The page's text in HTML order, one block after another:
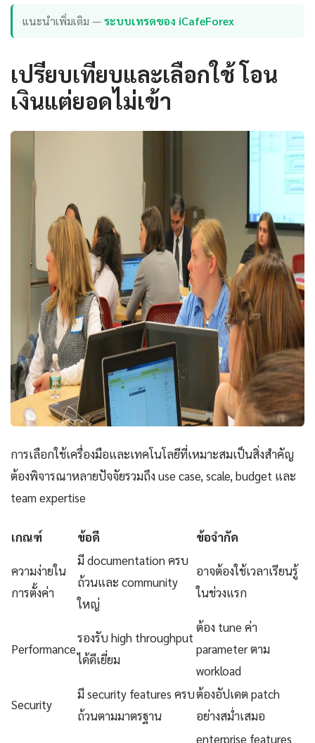
แนะนำเพิ่มเติม —ระบบเทรดของ iCafeForex
เปรียบเทียบและเลือกใช้ โอน
เงินแต่ยอดไม่เข้า
การเลือกใช้เครื่องมือและเทคโนโลยีที่เหมาะสมเป็นสิ่งสำคัญ
ต้องพิจารณาหลายปัจจัยรวมถึง use case, scale, budget และ
team expertise
เกณฑ์ ข้อดี ข้อจำกัด
ความง่ายใน
การตั้งค่า
มี documentation ครบ
ถ้วนและ community
ใหญ่
อาจต้องใช้เวลาเรียนรู้
ในช่วงแรก
Performance
รองรับ high throughput
ได้ดีเยี่ยม
ต้อง tune ค่า
parameter ตาม
workload
Security
มี security features ครบ
ถ้วนตามมาตรฐาน
ต้องอัปเดต patch
อย่างสม่ำเสมอ
enterprise features